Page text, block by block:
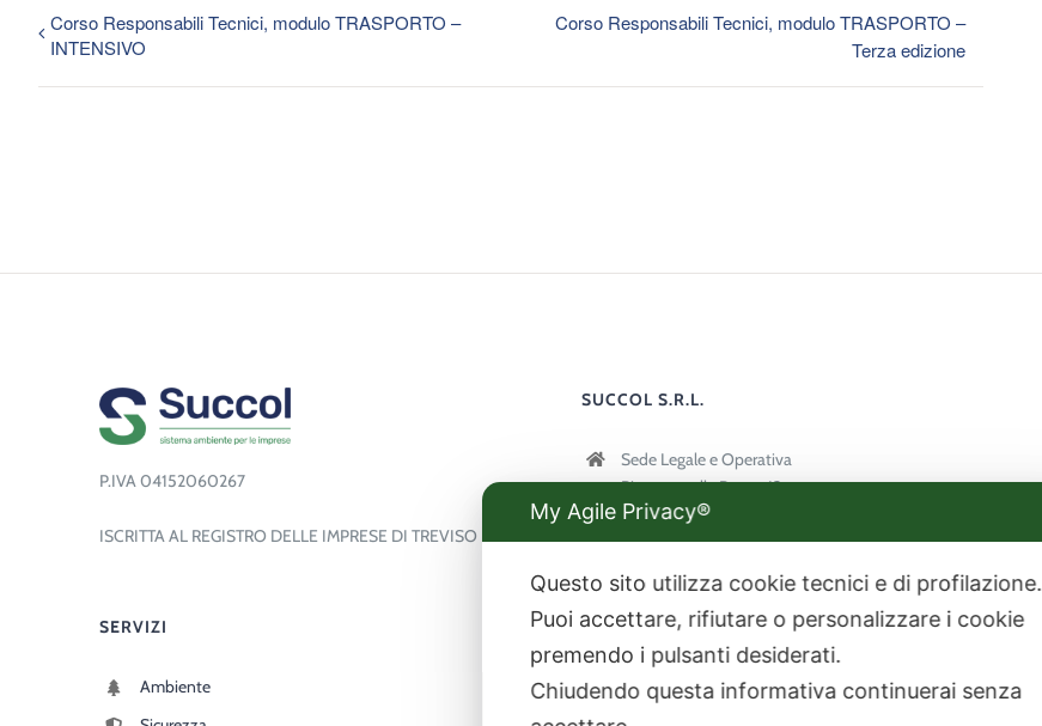
Corso Responsabili Tecnici, modulo TRASPORTO –
INTENSIVO
Corso Responsabili Tecnici, modulo TRASPORTO –
Terza edizione
P.IVA 04152060267
ISCRITTA AL REGISTRO DELLE IMPRESE DI TREVISO
SERVIZI
Ambiente
SUCCOL S.R.L.
Sede Legale e Operativa
Piazzetta alla Posta, 13
31022 Preganziol (TV)
info@succol.it
Lunedì-Venerdì 9:00-18:00
My Agile Privacy®
Questo sito utilizza cookie tecnici e di profilazione.
Puoi accettare, rifiutare o personalizzare i cookie
premendo i pulsanti desiderati.
Chiudendo questa informativa continuerai senza